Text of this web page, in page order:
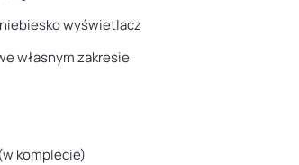
wyświetlacz
własnym zakresie
komplecie)